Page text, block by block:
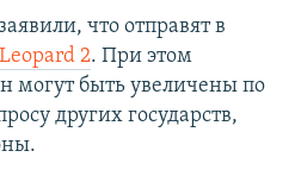
что отправят в
2. При этом
могут быть увеличены по
других государств,